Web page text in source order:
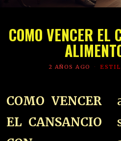
COMO VENCER EL
2 AÑOS AGO
COMO VENCER
EL CANSANCIO